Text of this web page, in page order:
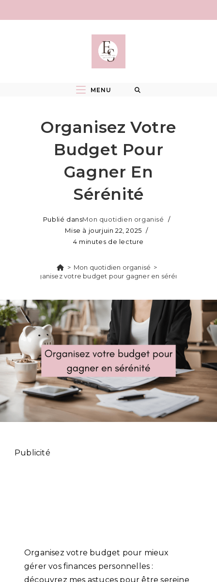
MENU
Organisez Votre
Budget Pour
Gagner En
Sérénité
Publié dansMon quotidien organisé
Mise à jourjuin 22, 2025
4 minutes de lecture
> Mon quotidien organisé >
Organisez votre budget pour gagner en sérénité
Publicité
Organisez votre budget pour mieux
gérer vos finances personnelles :
découvrez mes astuces pour être sereine